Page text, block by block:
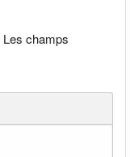
Les champs